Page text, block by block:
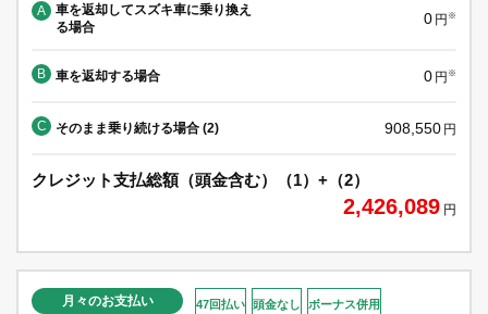
A
車を返却してスズキ車に乗り換え
る場合
0 円 ※
B 車を返却する場合 0 円 ※
C そのまま乗り続ける場合 (2) 908,550 円
クレジット支払総額（頭金含む）（1）+（2）
2,426,089 円
月々のお支払い 47回払い 頭金なし ボーナス併用